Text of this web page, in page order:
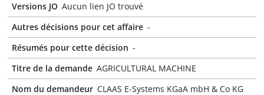
Versions JO Aucun lien JO trouvé
Autres décisions pour cet affaire -
Résumés pour cette décision -
Titre de la demande AGRICULTURAL MACHINE
Nom du demandeur CLAAS E-Systems KGaA mbH & Co KG